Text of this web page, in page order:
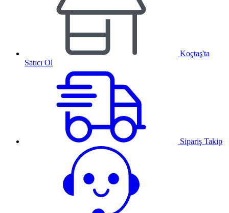
Koçtaş'ta
Satıcı Ol
Sipariş Takip